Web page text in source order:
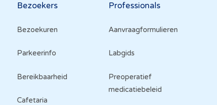
Bezoekers
Bezoekuren
Parkeerinfo
Bereikbaarheid
Cafetaria
Professionals
Aanvraagformulieren
Labgids
Preoperatief
medicatiebeleid